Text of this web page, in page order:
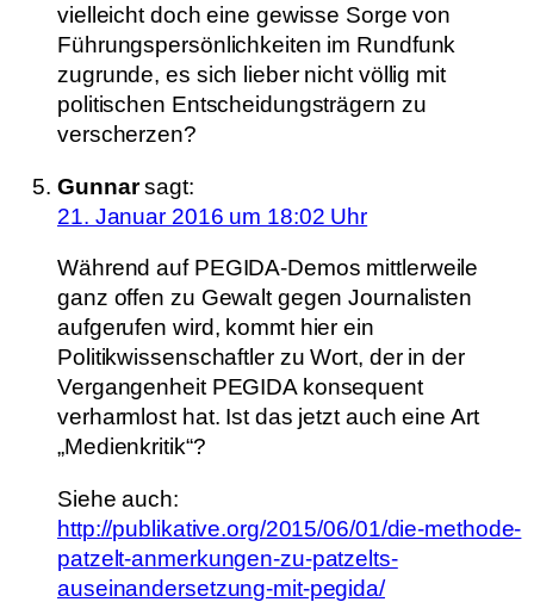
vielleicht doch eine gewisse Sorge von
Führungspersönlichkeiten im Rundfunk
zugrunde, es sich lieber nicht völlig mit
politischen Entscheidungsträgern zu
verscherzen?
Gunnar sagt:
21. Januar 2016 um 18:02 Uhr
Während auf PEGIDA-Demos mittlerweile
ganz offen zu Gewalt gegen Journalisten
aufgerufen wird, kommt hier ein
Politikwissenschaftler zu Wort, der in der
Vergangenheit PEGIDA konsequent
verharmlost hat. Ist das jetzt auch eine Art
„Medienkritik“?
Siehe auch:
http://publikative.org/2015/06/01/die-methode-
patzelt-anmerkungen-zu-patzelts-
auseinandersetzung-mit-pegida/